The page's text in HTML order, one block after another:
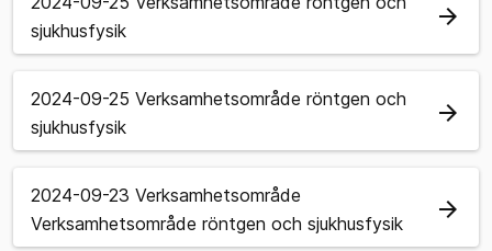
sjukhusfysik
arrow_forward
2024-09-25 Verksamhetsområde röntgen och
sjukhusfysik
arrow_forward
2024-09-23 Verksamhetsområde
Verksamhetsområde röntgen och sjukhusfysik
arrow_forward